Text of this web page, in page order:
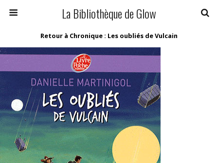
La Bibliothèque de Glow
Retour à Chronique : Les oubliés de Vulcain